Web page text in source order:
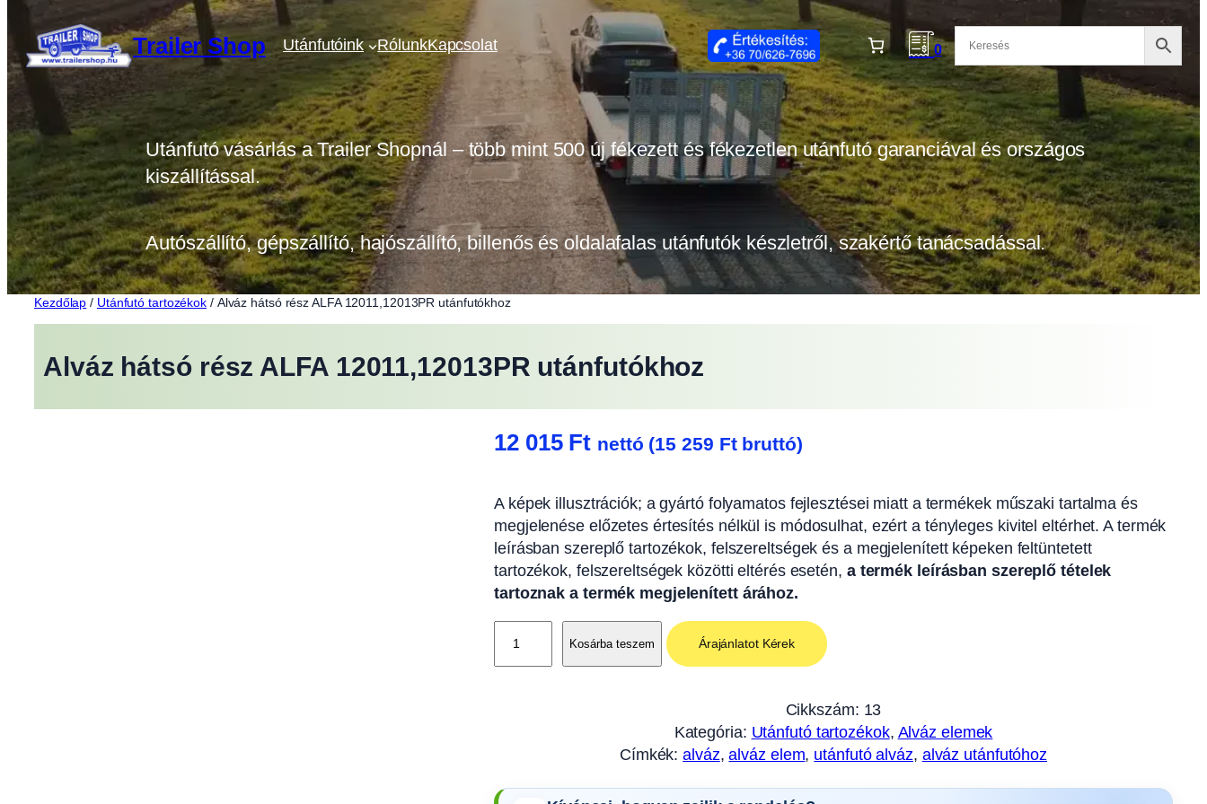
Ugrás
tartalomhoz
Trailer Shop Utánfutóink RólunkKapcsolat 0
Utánfutó vásárlás a Trailer Shopnál – több mint 500 új fékezett és fékezetlen utánfutó garanciával és országos
kiszállítással.
Autószállító, gépszállító, hajószállító, billenős és oldalafalas utánfutók készletről, szakértő tanácsadással.
Kezdőlap / Utánfutó tartozékok / Alváz hátsó rész ALFA 12011,12013PR utánfutókhoz
Alváz hátsó rész ALFA 12011,12013PR utánfutókhoz
12 015 Ft nettó (15 259 Ftbruttó)
A képek illusztrációk; a gyártó folyamatos fejlesztései miatt a termékek műszaki tartalma és
megjelenése előzetes értesítés nélkül is módosulhat, ezért a tényleges kivitel eltérhet. A termék
leírásban szereplő tartozékok, felszereltségek és a megjelenített képeken feltüntetett
tartozékok, felszereltségek közötti eltérés esetén, a termék leírásban szereplő tételek
tartoznak a termék megjelenített árához.
Kosárba teszem Árajánlatot Kérek
Cikkszám: 13
Kategória: Utánfutó tartozékok, Alváz elemek
Címkék:alváz, alváz elem, utánfutó alváz, alváz utánfutóhoz